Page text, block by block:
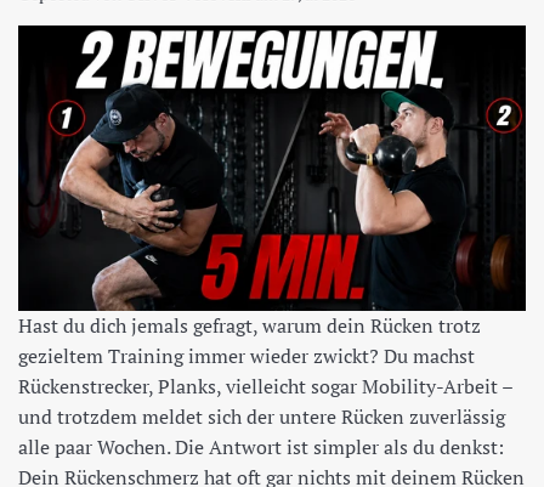
Hast du dich jemals gefragt, warum dein Rücken trotz
gezieltem Training immer wieder zwickt? Du machst
Rückenstrecker, Planks, vielleicht sogar Mobility-Arbeit –
und trotzdem meldet sich der untere Rücken zuverlässig
alle paar Wochen. Die Antwort ist simpler als du denkst:
Dein Rückenschmerz hat oft gar nichts mit deinem Rücken